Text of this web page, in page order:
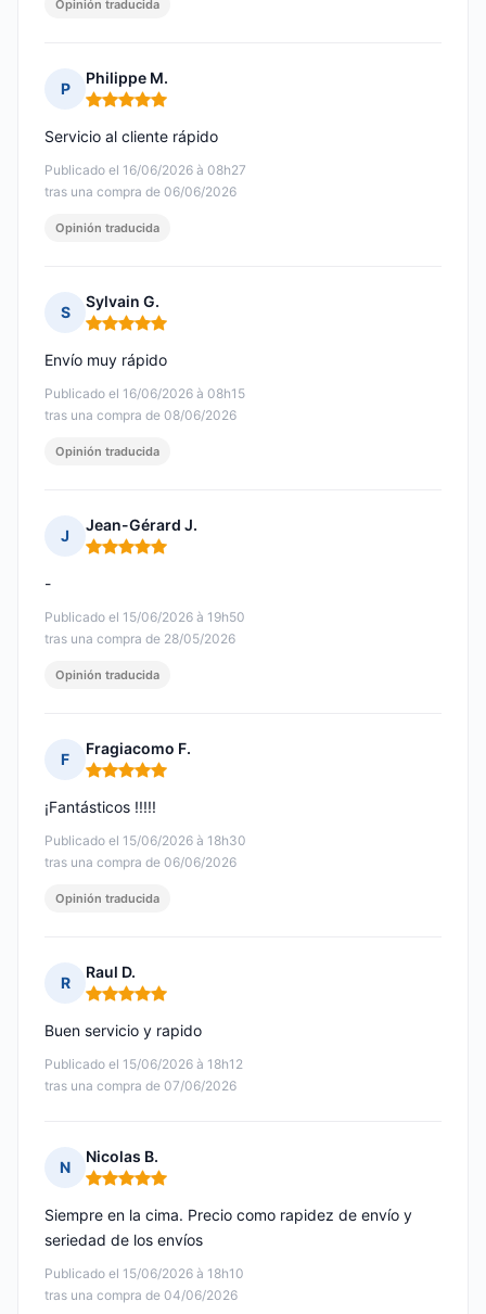
Opinión traducida
P
Philippe M.
Nota: 5 de 5
Publicado el 16/06/2026 à 08h27
tras una compra de 06/06/2026
Servicio al cliente rápido
Opinión traducida
S
Sylvain G.
Nota: 5 de 5
Publicado el 16/06/2026 à 08h15
tras una compra de 08/06/2026
Envío muy rápido
Opinión traducida
J
Jean-Gérard J.
Nota: 5 de 5
Publicado el 15/06/2026 à 19h50
tras una compra de 28/05/2026
-
Opinión traducida
F
Fragiacomo F.
Nota: 5 de 5
Publicado el 15/06/2026 à 18h30
tras una compra de 06/06/2026
¡Fantásticos !!!!!
Opinión traducida
R
Raul D.
Nota: 5 de 5
Publicado el 15/06/2026 à 18h12
tras una compra de 07/06/2026
Buen servicio y rapido
N
Nicolas B.
Nota: 5 de 5
Publicado el 15/06/2026 à 18h10
tras una compra de 04/06/2026
Siempre en la cima. Precio como rapidez de envío y
seriedad de los envíos